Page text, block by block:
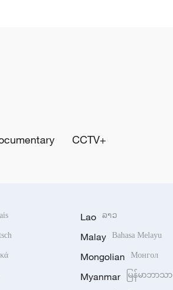
CCTV+
Lao ລາວ
Malay Bahasa Melayu
Mongolian Монгол
Myanmar မြန်မာဘာသာ